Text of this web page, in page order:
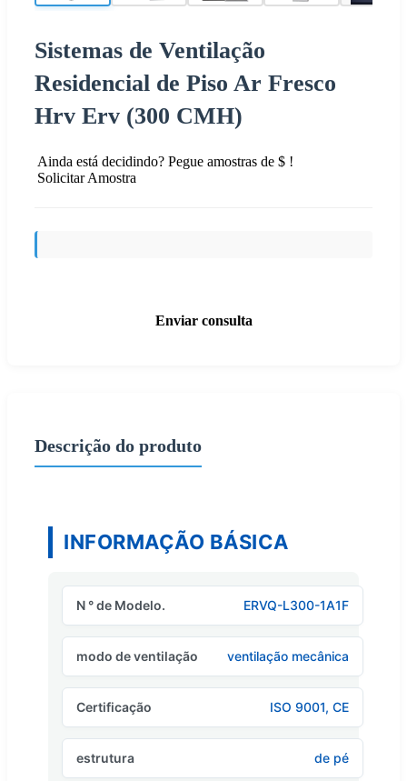
Sistemas de Ventilação
Residencial de Piso Ar Fresco
Hrv Erv (300 CMH)
Ainda está decidindo? Pegue amostras de $ !
Solicitar Amostra
Enviar consulta
Descrição do produto
INFORMAÇÃO BÁSICA
N ° de Modelo. ERVQ-L300-1A1F
modo de ventilação ventilação mecânica
Certificação ISO 9001, CE
estrutura de pé